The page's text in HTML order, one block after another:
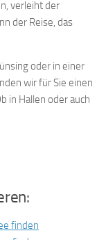
verleiht der
der Reise, das
oder in einer
wir für Sie einen
in Hallen oder auch
finden